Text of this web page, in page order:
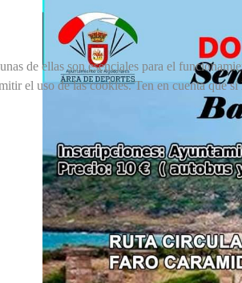
de ellas son esenciales para el
el uso de las cookies. Ten en cuenta que